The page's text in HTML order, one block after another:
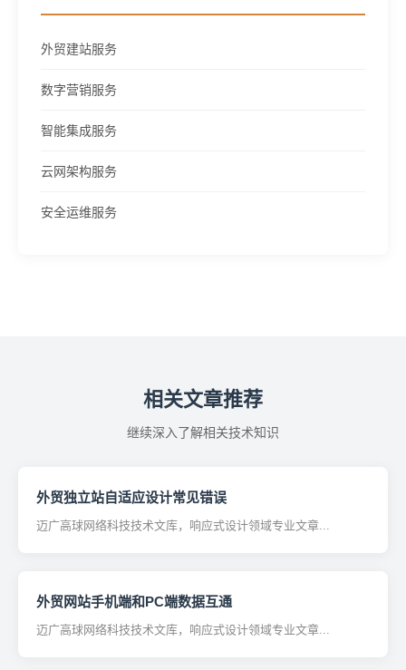
外贸建站服务
数字营销服务
智能集成服务
云网架构服务
安全运维服务
相关文章推荐
继续深入了解相关技术知识
外贸独立站自适应设计常见错误
迈广高球网络科技技术文库，响应式设计领域专业文章...
外贸网站手机端和PC端数据互通
迈广高球网络科技技术文库，响应式设计领域专业文章...